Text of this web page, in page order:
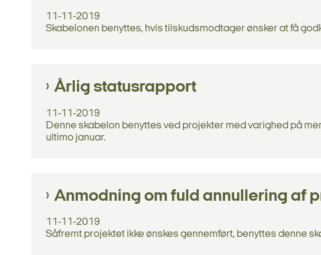
11-11-2019
Skabelonen benyttes, hvis tilskudsmodtager ønsker at få
Årlig statusrapport
11-11-2019
Denne skabelon benyttes ved projekter med varighed på
ultimo januar.
Anmodning om fuld annullering af
11-11-2019
Såfremt projektet ikke ønskes gennemført, benyttes denne